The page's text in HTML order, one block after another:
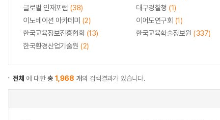
글로벌 인재포럼 (38) 대구경찰청 (1)
이노베이션 아카데미 (2) 이어도연구회 (1)
한국교육정보진흥협회 (13) 한국교육학술정보원 (337)
한국환경산업기술원 (2)
전체 에 대한총1,968 개의 검색결과가 있습니다.